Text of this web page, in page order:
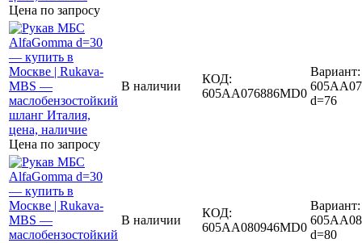
Цена по запросу
Цена по запросу
В наличии
КОД:
605AA076886MD0
Вариант:
d=76
В наличии
КОД:
605AA080946MD0
Вариант:
d=80